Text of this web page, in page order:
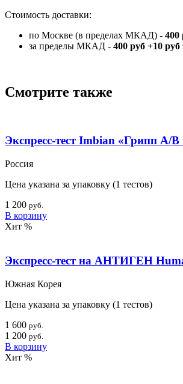
Стоимость доставки:
по Москве (в пределах МКАД) - 400
за пределы МКАД - 400 руб +10 руб
Смотрите также
Экспресс-тест Imbian «Грипп А/
Россия
Цена указана за упаковку (1 тестов)
1 200 руб.
В корзину
Хит %
Экспресс-тест на АНТИГЕН
Южная Корея
Цена указана за упаковку (1 тестов)
1 600 руб.
1 200 руб.
В корзину
Хит %